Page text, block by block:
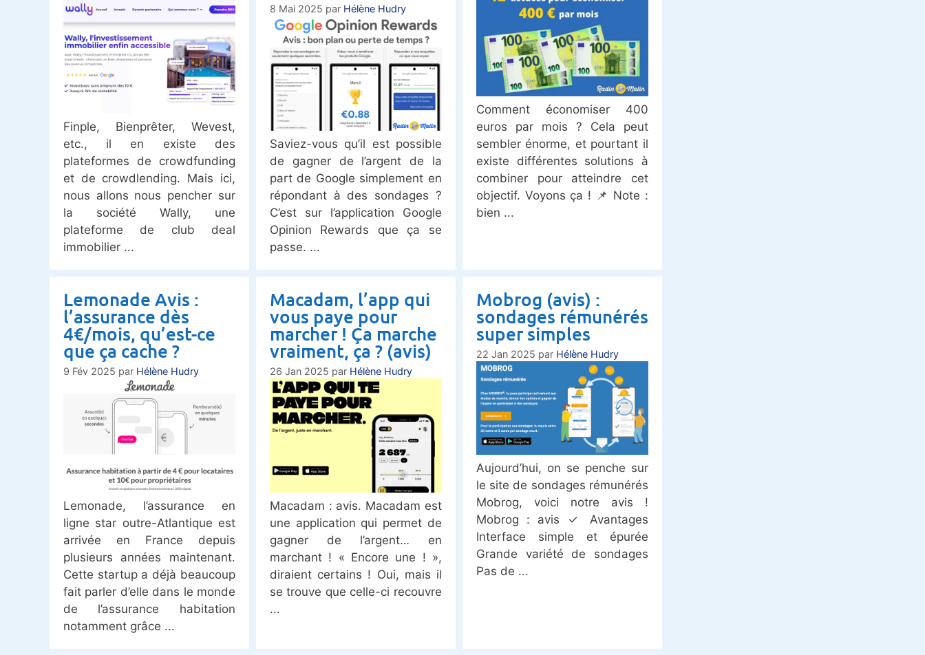
Finple, Bienprêter, Wevest,
etc., il en existe des
plateformes de crowdfunding
et de crowdlending. Mais ici,
nous allons nous pencher sur
la société Wally, une
plateforme de club deal
immobilier
8 Mai 2025 par Hélène Hudry
Saviez-vous qu’il est possible
de gagner de l’argent de la
part de Google simplement en
répondant à des sondages ?
C’est sur l’application Google
Opinion Rewards que ça se
passe.
Comment économiser 400
euros par mois ? Cela peut
sembler énorme, et pourtant il
existe différentes solutions à
combiner pour atteindre cet
objectif. Voyons ça ! 📌 Note :
bien
Lemonade Avis :
l’assurance dès
4€/mois, qu’est-ce
que ça cache ?
9 Fév 2025 par Hélène Hudry
Lemonade, l’assurance en
ligne star outre-Atlantique est
arrivée en France depuis
plusieurs années maintenant.
Cette startup a déjà beaucoup
fait parler d’elle dans le monde
de l’assurance habitation
notamment grâce
Macadam, l’app qui
vous paye pour
marcher ! Ça marche
vraiment, ça ? (avis)
26 Jan 2025 par Hélène Hudry
Macadam : avis. Macadam est
une application qui permet de
gagner de l’argent… en
marchant ! « Encore une ! »,
diraient certains ! Oui, mais il
se trouve que celle-ci recouvre
Mobrog (avis) :
sondages rémunérés
super simples
22 Jan 2025 par Hélène Hudry
Aujourd’hui, on se penche sur
le site de sondages rémunérés
Mobrog, voici notre avis !
Mobrog : avis ✓ Avantages
Interface simple et épurée
Grande variété de sondages
Pas de